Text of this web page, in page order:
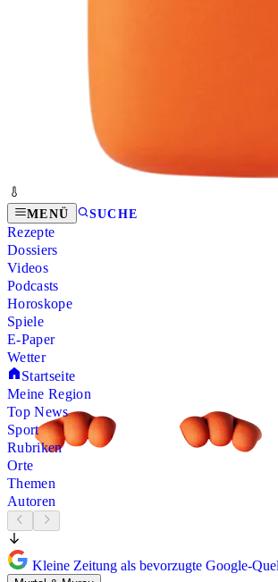
MENÜ SUCHE
Rezepte
Dossiers
Videos
Podcasts
Horoskope
Spiele
E-Paper
Wetter
Startseite
Meine Region
Top News
Sport
Rubriken
Orte
Themen
Autoren
Kleine Zeitung als bevorzugte Google-